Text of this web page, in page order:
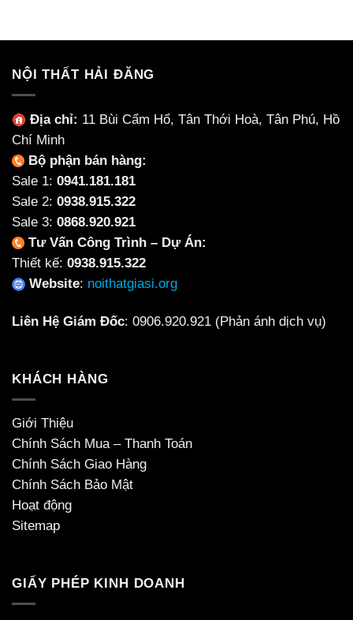
NỘI THẤT HẢI ĐĂNG
Địa chỉ: 11 Bùi Cẩm Hổ, Tân Thới Hoà, Tân Phú, Hồ
Chí Minh
Bộ phận bán hàng:
Sale 1: 0941.181.181
Sale 2: 0938.915.322
Sale 3: 0868.920.921
Tư Vấn Công Trình – Dự Án:
Thiết kế: 0938.915.322
Website: noithatgiasi.org
Liên Hệ Giám Đốc: 0906.920.921 (Phản ánh dịch vụ)
KHÁCH HÀNG
Giới Thiệu
Chính Sách Mua – Thanh Toán
Chính Sách Giao Hàng
Chính Sách Bảo Mật
Hoạt động
Sitemap
GIẤY PHÉP KINH DOANH